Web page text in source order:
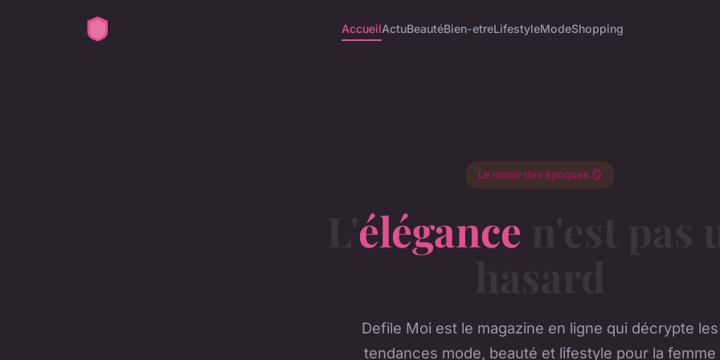
AccueilActuBeautéBien-etreLifestyleModeShopping
Le miroir des époques 🪞
élégance
Defile Moi est le magazine en ligne qui décrypte les
tendances mode, beauté et lifestyle pour la femme